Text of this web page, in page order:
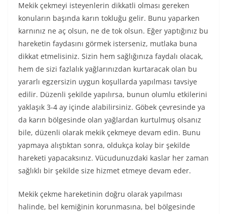
Mekik çekmeyi isteyenlerin dikkatli olması gereken
konuların başında karın tokluğu gelir. Bunu yaparken
karnınız ne aç olsun, ne de tok olsun. Eğer yaptığınız bu
hareketin faydasını görmek isterseniz, mutlaka buna
dikkat etmelisiniz. Sizin hem sağlığınıza faydalı olacak,
hem de sizi fazlalık yağlarınızdan kurtaracak olan bu
yararlı egzersizin uygun koşullarda yapılması tavsiye
edilir. Düzenli şekilde yapılırsa, bunun olumlu etkilerini
yaklaşık 3-4 ay içinde alabilirsiniz. Göbek çevresinde ya
da karın bölgesinde olan yağlardan kurtulmuş olsanız
bile, düzenli olarak mekik çekmeye devam edin. Bunu
yapmaya alıştıktan sonra, oldukça kolay bir şekilde
hareketi yapacaksınız. Vücudunuzdaki kaslar her zaman
sağlıklı bir şekilde size hizmet etmeye devam eder.
Mekik çekme hareketinin doğru olarak yapılması
halinde, bel kemiğinin korunmasına, bel bölgesinde